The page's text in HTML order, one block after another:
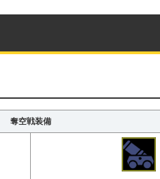
奪空戦装備